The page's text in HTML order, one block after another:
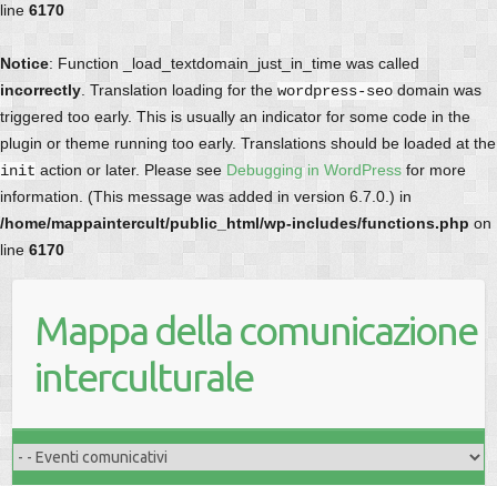
line 6170
Notice: Function _load_textdomain_just_in_time was called
incorrectly . Translation loading for the wordpress-seo domain was
triggered too early. This is usually an indicator for some code in the
plugin or theme running too early. Translations should be loaded at the
init action or later. Please see Debugging in WordPress for more
information. (This message was added in version 6.7.0.) in
/home/mappaintercult/public_html/wp-includes/functions.php on
line 6170
Mappa della comunicazione
interculturale